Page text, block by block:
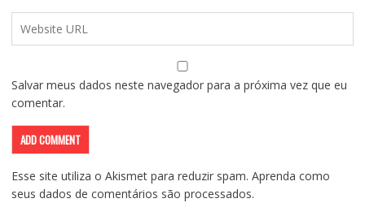
Salvar meus dados neste navegador para a próxima vez que eu
comentar.
Esse site utiliza o Akismet para reduzir spam. Aprenda como
seus dados de comentários são processados.